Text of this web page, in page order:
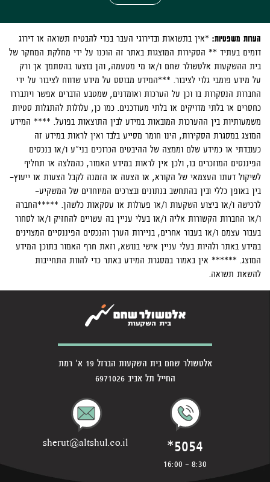
הערות משפטיות: *אין בתשואות ובדירוגי העבר בכדי להבטיח תשואה או דירוג
דומים בעתיד ** הסקירות המוצגות באתר זה הוכנו על ידי מחלקת המחקר של
בית ההשקעות אלטשולר שחם ו/או מי מטעמה, והן בוצעו בהסתמך אך ורק
על מידע פומבי גלוי לציבור. ***המידע מבוסס על מידע שדווח לציבור על ידי
החברות הנסקרות בו וכן על הערכות ואומדנים, שמטבע הדברים אפשר ויתבררו
כחסרים או בלתי מדויקים או בלתי מעודכנים. כמו כן, עלולות להתגלות סטיות
משמעותיות בין ההערכות המובאות במידע לבין התוצאות בפועל. **** המידע
המוצג במסגרת הסקירות, הינו חומר מסייע בלבד ואין לראות במידע זה
כעובדתי או כמידע שלם וממצה של ההיבטים הכרוכים בני"ע ו/או בנכסים
הפיננסים המוזכרים בו, ולכן אין לראות במידע האמור, כהמלצה או תחליף
לשיקול דעתו העצמאי של הקורא, או הצעה או הזמנה לקבל הצעות או ייעוץ-
בין באופן כללי ובין בהתחשב בנתונים ובצרכים המיוחדים של המשקיע-
לרכישה ו/או ביצוע השקעות ו/או פעולות או עסקאות כלשהן. *****החברה
ו/או החברות הקשורות אליה ו/או בעלי עניין בה עשויים להחזיק ו/או לסחור
בעבור עצמם ו/או בעבור אחרים, בניירות הערך והנכסים הפיננסיים המצוינים
במידע באתר ולהיות בעלי עניין אישי בנושא, וזאת חרף האמור בתוכן המידע
המוצג. ****** אין באמור במסגרת המידע באתר כדי להוות התחייבות
להשאת תשואה.
אלטשולר שחם בית השקעות הברזל 19 א' רמת
החייל תל אביב 6971026
*5054
8:30 - 16:00
sherut@altshul.co.il